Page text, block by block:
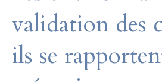
validation des
ils se